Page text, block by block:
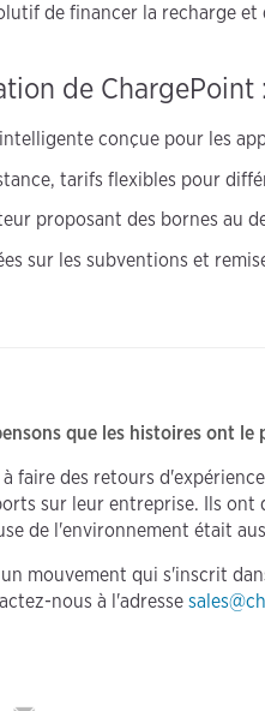
de financer la recharge
de ChargePoint :
conçue pour les
tarifs flexibles pour
proposant des bornes au
sur les subventions et
que les histoires ont le
faire des retours
sur leur entreprise. Ils ont
de l'environnement était
mouvement qui s'inscrit
nous à l'adresse